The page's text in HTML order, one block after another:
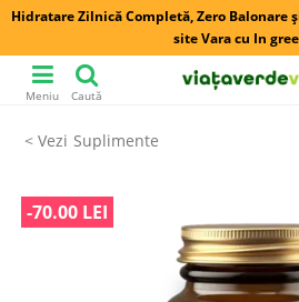
Hidratare Zilnică Completă, Zero Balonare
site Vara cu In
Meniu Caută
Suplimente
-70.00 LEI